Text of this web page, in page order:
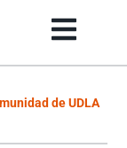
de UDLA